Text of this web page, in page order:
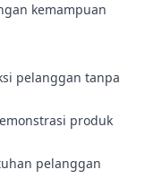
kemampuan
pelanggan tanpa
produk
pelanggan